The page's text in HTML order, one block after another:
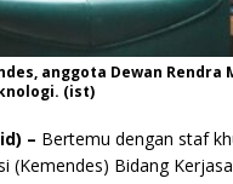
anggota Dewan
(ist)
– Bertemu dengan staf
(Kemendes) Bidang